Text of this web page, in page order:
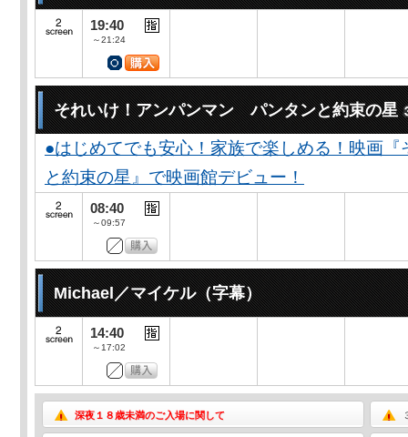
19:40
～21:24
それいけ！アンパンマン パンタンと約束の星
●はじめてでも安心！家族で楽しめる！映画
と約束の星』で映画館デビュー！
08:40
～09:57
Michael／マイケル（字幕）
14:40
～17:02
深夜１８歳未満のご入場に関して